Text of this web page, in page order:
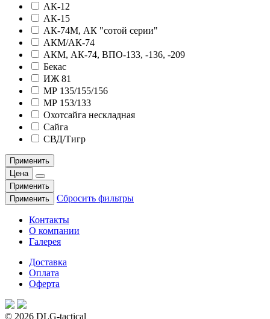
АК-12
АК-15
АК-74М, АК "сотой серии"
АКМ/АК-74
АКМ, АК-74, ВПО-133, -136, -209
Бекас
ИЖ 81
МР 135/155/156
МР 153/133
Охотсайга нескладная
Сайга
СВД/Тигр
Применить
Цена
Применить
Применить
Сбросить фильтры
Контакты
О компании
Галерея
Доставка
Оплата
Оферта
© 2026 DLG-tactical